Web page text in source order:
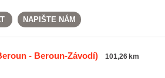
NAPIŠTE NÁM
- Beroun-Závodí) 101,26 km